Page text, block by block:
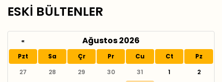
ESKİ BÜLTENLER
« Ağustos 2026
Pzt Sa Çr Pr Cu Ct
Pz
27
28 29 30 31 1
2